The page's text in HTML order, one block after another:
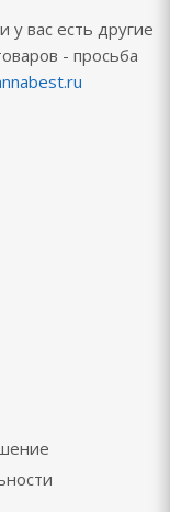
у вас есть другие
- просьба